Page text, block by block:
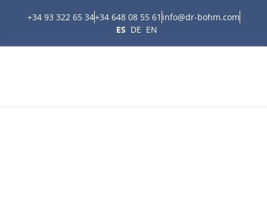
+34 93 322 65 34+34 648 08 55 61 info@dr-bohm.com
EN
DE
ES